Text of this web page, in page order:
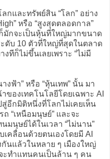
กและทรัพย์สิน “โลก” อย่าง
หรือ “สูงสุดตลอดกาล”
มักจะเป็นหุ้นที่ใหญ่มากขนาด
ะดับ 10 ตัวที่ใหญ่ที่สุดในตลาด
ทีก็ไม่ขึ้นเลยเพราะ “ไม่มี
ฟ้า” หรือ “หุ้นเทพ” นั้น มา
องเทคโนโลยีโดยเฉพาะ AI
สู่อีกมิติหนึ่งที่โลกไม่เคยเห็น
“เหนือมนุษย์” และจะ
นุษย์ได้ในเวลา “ไม่นาน”
คลื่อนด้วยตนเองโดยมี AI
นแล้วในหลาย ๆ เมืองใหญ่
ะทำแทนคนเป็นล้าน ๆ คน